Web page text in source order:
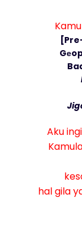
Aku
hal gila